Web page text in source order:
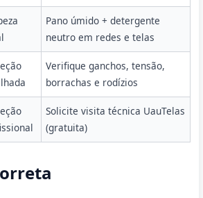
Pano úmido + detergente
neutro em redes e telas
Verifique ganchos, tensão,
borrachas e rodízios
Solicite visita técnica UauTelas
(gratuita)